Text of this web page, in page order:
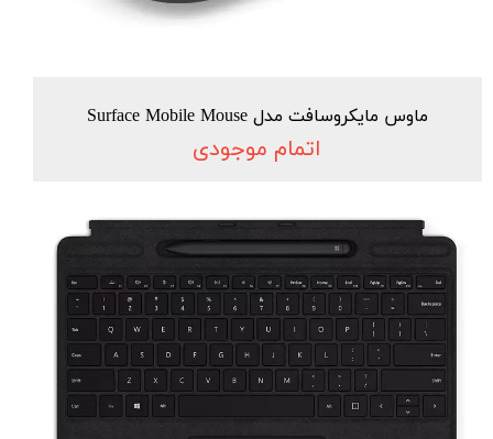
ماوس مایکروسافت مدل Surface Mobile Mouse
اتمام موجودی